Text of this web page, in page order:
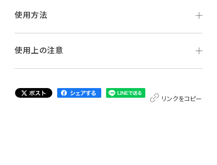
使用方法
使用上の注意
リンクをコピー